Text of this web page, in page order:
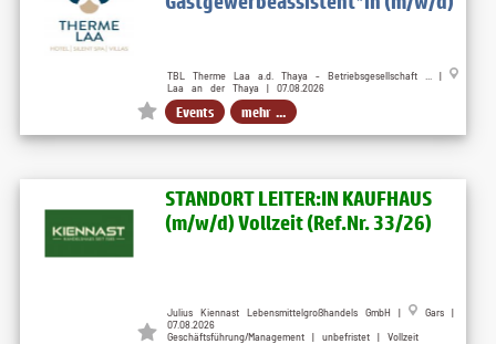
TBL Therme Laa a.d. Thaya - Betriebsgesellschaft ... |
Laa an der Thaya | 07.08.2026
Events mehr ...
STANDORT LEITER:IN KAUFHAUS
(m/w/d) Vollzeit (Ref.Nr. 33/26)
Julius Kiennast Lebensmittelgroßhandels GmbH |
Gars |
07.08.2026
Geschäftsführung/Management | unbefristet | Vollzeit